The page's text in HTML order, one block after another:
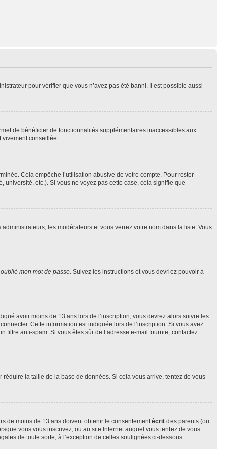
pour vérifier que vous n’avez pas été banni. Il est possible aussi
de bénéficier de fonctionnalités supplémentaires inaccessibles aux
vivement conseillée.
Cela empêche l’utilisation abusive de votre compte. Pour rester
etc.). Si vous ne voyez pas cette case, cela signifie que
administrateurs, les modérateurs et vous verrez votre nom dans la liste. Vous
oublié mon mot de passe. Suivez les instructions et vous devriez pouvoir à
avoir moins de 13 ans lors de l’inscription, vous devrez alors suivre les
Cette information est indiquée lors de l’inscription. Si vous avez
filtre anti-spam. Si vous êtes sûr de l’adresse e-mail fournie, contactez
la taille de la base de données. Si cela vous arrive, tentez de vous
de moins de 13 ans doivent obtenir le consentementécrit des parents (ou
vous vous inscrivez, ou au site Internet auquel vous tentez de vous
de toute sorte, à l’exception de celles soulignées ci-dessous.